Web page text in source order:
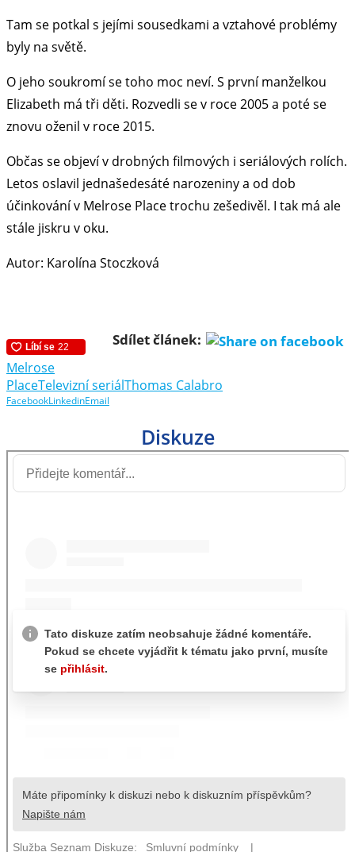
Tam se potkal s jejími sousedkami a vztahové problémy
byly na světě.
O jeho soukromí se toho moc neví. S první manželkou
Elizabeth má tři děti. Rozvedli se v roce 2005 a poté se
znovu oženil v roce 2015.
Občas se objeví v drobných filmových i seriálových rolích.
Letos oslavil jednašedesáté narozeniny a od dob
účinkování v Melrose Place trochu zešedivěl. I tak má ale
stále jiskru v oku.
Autor: Karolína Stoczková
Sdílet článek:
Melrose
PlaceTelevizní seriálThomas Calabro
FacebookLinkedinEmail
Diskuze